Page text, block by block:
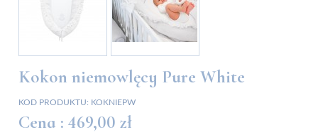
Kokon niemowlęcy Pure White
KOD PRODUKTU: KOKNIEPW
Cena : 469,00 zł